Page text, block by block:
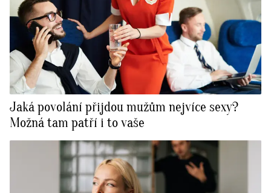
Jaká povolání přijdou mužům nejvíce sexy?
Možná tam patří i to vaše